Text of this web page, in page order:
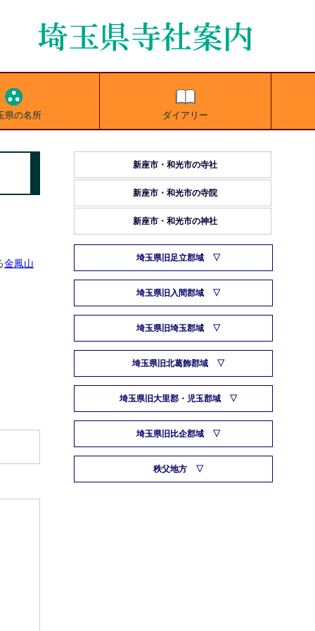
県の名所 ダイアリー
金鳳山
新座市・和光市の寺社
新座市・和光市の寺院
新座市・和光市の神社
埼玉県旧足立郡域
埼玉県旧入間郡域
埼玉県旧埼玉郡域
埼玉県旧北葛飾郡域
埼玉県旧大里郡・児玉郡域
埼玉県旧比企郡域
秩父地方